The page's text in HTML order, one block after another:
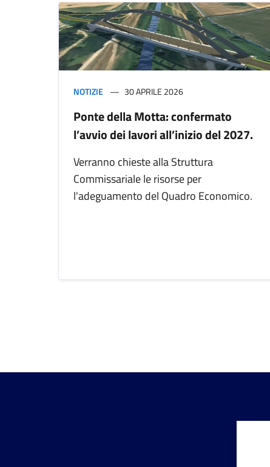
NOTIZIE 30 APRILE 2026
Ponte della Motta: confermato
l’avvio dei lavori all’inizio del 2027.
Verranno chieste alla Struttura
Commissariale le risorse per
l'adeguamento del Quadro Economico.